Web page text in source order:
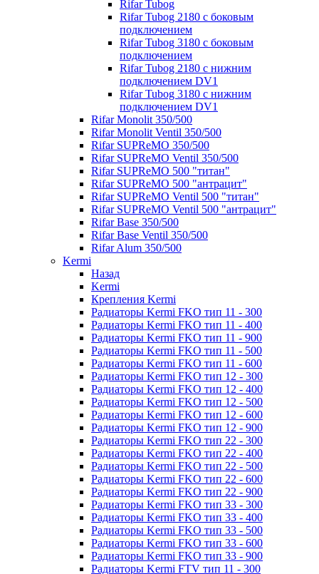
Rifar Tubog
Rifar Tubog 2180 с боковым
подключением
Rifar Tubog 3180 с боковым
подключением
Rifar Tubog 2180 с нижним
подключением DV1
Rifar Tubog 3180 с нижним
подключением DV1
Rifar Monolit 350/500
Rifar Monolit Ventil 350/500
Rifar SUPReMO 350/500
Rifar SUPReMO Ventil 350/500
Rifar SUPReMO 500 "титан"
Rifar SUPReMO 500 "антрацит"
Rifar SUPReMO Ventil 500 "титан"
Rifar SUPReMO Ventil 500 "антрацит"
Rifar Base 350/500
Rifar Base Ventil 350/500
Rifar Alum 350/500
Kermi
Назад
Kermi
Крепления Kermi
Радиаторы Kermi FKO тип 11 - 300
Радиаторы Kermi FKO тип 11 - 400
Радиаторы Kermi FKO тип 11 - 900
Радиаторы Kermi FKO тип 11 - 500
Радиаторы Kermi FKO тип 11 - 600
Радиаторы Kermi FKO тип 12 - 300
Радиаторы Kermi FKO тип 12 - 400
Радиаторы Kermi FKO тип 12 - 500
Радиаторы Kermi FKO тип 12 - 600
Радиаторы Kermi FKO тип 12 - 900
Радиаторы Kermi FKO тип 22 - 300
Радиаторы Kermi FKO тип 22 - 400
Радиаторы Kermi FKO тип 22 - 500
Радиаторы Kermi FKO тип 22 - 600
Радиаторы Kermi FKO тип 22 - 900
Радиаторы Kermi FKO тип 33 - 300
Радиаторы Kermi FKO тип 33 - 400
Радиаторы Kermi FKO тип 33 - 500
Радиаторы Kermi FKO тип 33 - 600
Радиаторы Kermi FKO тип 33 - 900
Радиаторы Kermi FTV тип 11 - 300